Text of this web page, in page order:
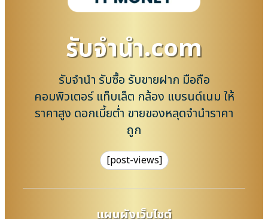
รับจํานํา.com
รับจำนำ รับซื้อ รับขายฝาก มือถือ
คอมพิวเตอร์ แท็บเล็ต กล้อง แบรนด์เนม ให้
ราคาสูง ดอกเบี้ยต่ำ ขายของหลุดจำนำราคา
ถูก
[post-views]
แผนผังเว็บไซต์